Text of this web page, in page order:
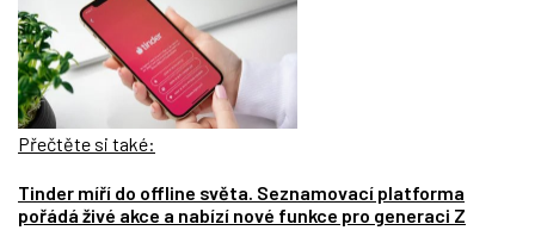
Přečtěte si také:
Tinder míří do offline světa. Seznamovací platforma
pořádá živé akce a nabízí nové funkce pro generaci Z